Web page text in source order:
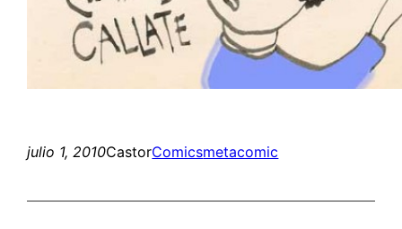
julio 1, 2010CastorComicsmetacomic